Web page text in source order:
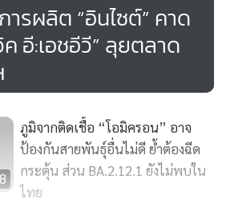
รผลิต “อินไซต์” คาด
อี:เอชอีวี” ลุยตลาด
ภูมิจากติดเชื้อ “โอมิครอน” อาจ
ป้องกันสายพันธุ์อื่นไม่ดี ย้ำต้องฉีด
กระตุ้น ส่วน BA.2.12.1 ยังไม่พบใน
ไทย